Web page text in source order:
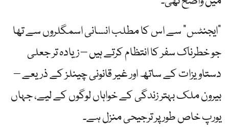
"ایجنٹس” سے اس کا مطلب انسانی اسمگلروں سے تھا
جو خطرناک سفر کا انتظام کرتے ہیں – زیادہ تر جعلی
دستاویزات کے ساتھ اور غیر قانونی چینلز کے ذریعے –
بیرون ملک بہتر زندگی کے خواہاں لوگوں کے لیے، جہاں
یورپ خاص طور پر ترجیحی منزل ہے۔